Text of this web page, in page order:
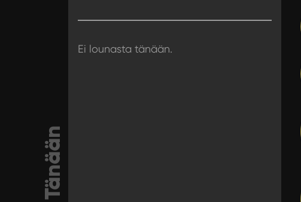
Tänään
Ei lounasta tänään.